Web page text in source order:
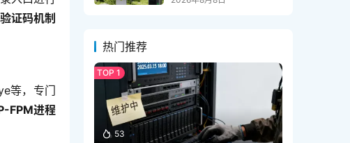
证码机制
等，专门
FPM进程
热门推荐
53